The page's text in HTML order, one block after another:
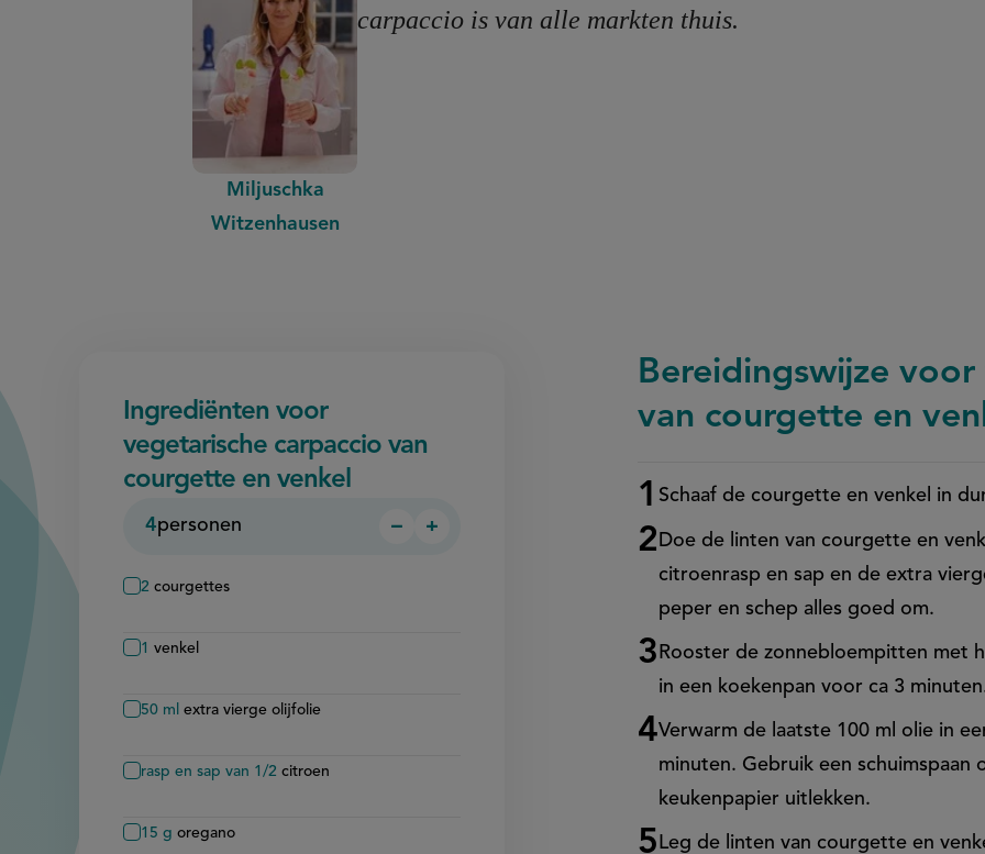
Miljuschka
Witzenhausen
carpaccio is van alle markten thuis.
Ingrediënten voor
vegetarische carpaccio van
courgette en venkel
4personen
Persoon
−
Persoon
+
2 courgettes
1 venkel
50 ml extra vierge olijfolie
rasp en sap van 1/2 citroen
15 g oregano
Bereidingswijze
van courgette en
Stappenplan
Schaaf de courgette en venkel in
Doe de linten van courgette en
citroenrasp en sap en de extra
peper en schep alles goed om.
Rooster de zonnebloempitten met
in een koekenpan voor ca 3
Verwarm de laatste 100 ml olie in
minuten. Gebruik een schuimspaan
keukenpapier uitlekken.
Leg de linten van courgette en